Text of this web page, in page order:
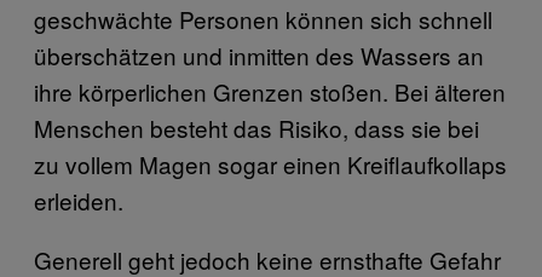
geschwächte Personen können sich schnell
überschätzen und inmitten des Wassers an
ihre körperlichen Grenzen stoßen. Bei älteren
Menschen besteht das Risiko, dass sie bei
zu vollem Magen sogar einen Kreiflaufkollaps
erleiden.
Generell geht jedoch keine ernsthafte Gefahr